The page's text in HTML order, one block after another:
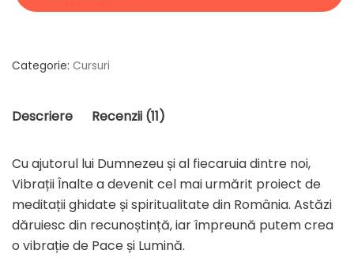
Categorie: Cursuri
Descriere Recenzii (11)
Cu ajutorul lui Dumnezeu și al fiecaruia dintre noi,
Vibrații Înalte a devenit cel mai urmărit proiect de
meditații ghidate și spiritualitate din România. Astăzi
dăruiesc din recunoștință, iar împreună putem crea
o vibrație de Pace și Lumină.